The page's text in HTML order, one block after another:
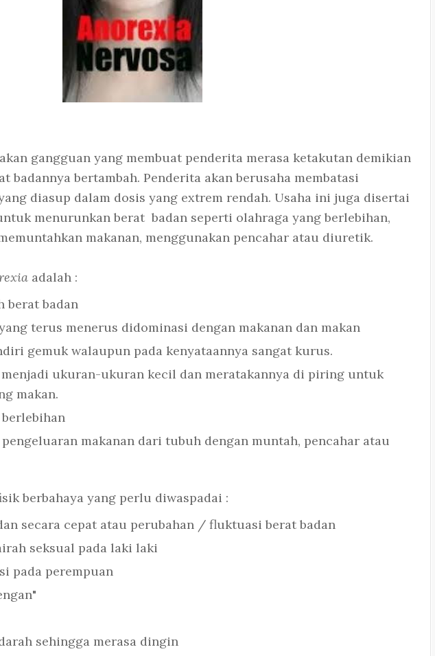
gangguan yang membuat penderita merasa ketakutan demikian
badannya bertambah. Penderita akan berusaha membatasi
diasup dalam dosis yang extrem rendah. Usaha ini juga disertai
menurunkan berat badan seperti olahraga yang berlebihan,
makanan, menggunakan pencahar atau diuretik.
adalah :
berat badan
terus menerus didominasi dengan makanan dan makan
gemuk walaupun pada kenyataannya sangat kurus.
menjadi ukuran-ukuran kecil dan meratakannya di piring untuk
makan.
makanan dari tubuh dengan muntah, pencahar atau
berbahaya yang perlu diwaspadai :
secara cepat atau perubahan / fluktuasi berat badan
seksual pada laki laki
pada perempuan
sehingga merasa dingin